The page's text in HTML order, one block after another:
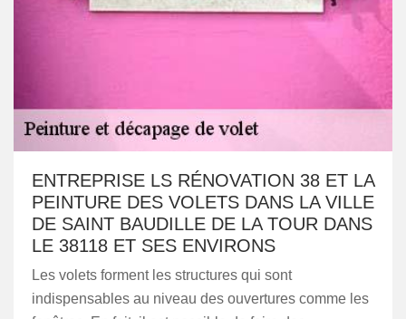
ENTREPRISE LS RÉNOVATION 38 ET LA
PEINTURE DES VOLETS DANS LA VILLE
DE SAINT BAUDILLE DE LA TOUR DANS
LE 38118 ET SES ENVIRONS
Les volets forment les structures qui sont
indispensables au niveau des ouvertures comme les